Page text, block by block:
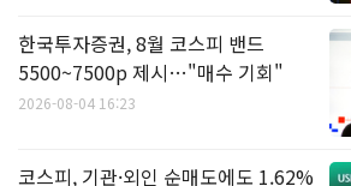
한국투자증권, 8월 코스피 밴드
5500~7500p 제시…"매수 기회"
2026-08-04 16:23
코스피, 기관·외인 순매도에도 1.62%